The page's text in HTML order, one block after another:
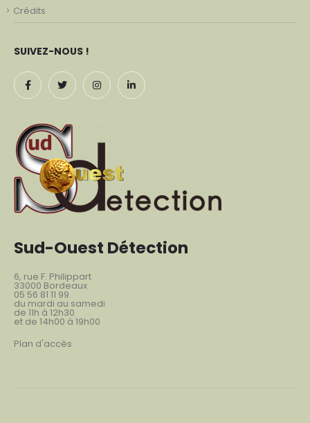
Crédits
SUIVEZ-NOUS !
Sud-Ouest Détection
6, rue F. Philippart
33000 Bordeaux
05 56 81 11 99
du mardi au samedi
de 11h à 12h30
et de 14h00 à 19h00
Plan d'accès